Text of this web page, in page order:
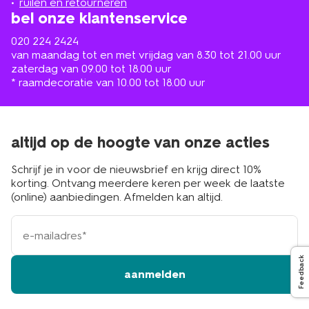
bel onze klantenservice
020 224 2424
van maandag tot en met vrijdag van 8.30 tot 21.00 uur
zaterdag van 09.00 tot 18.00 uur
* raamdecoratie van 10.00 tot 18.00 uur
altijd op de hoogte van onze acties
Schrijf je in voor de nieuwsbrief en krijg direct 10%
korting. Ontvang meerdere keren per week de laatste
(online) aanbiedingen. Afmelden kan altijd.
e-
mailadres
aanmelden Feedback